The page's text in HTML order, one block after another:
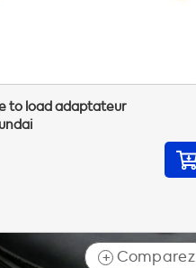
to load adaptateur
+ Comparez